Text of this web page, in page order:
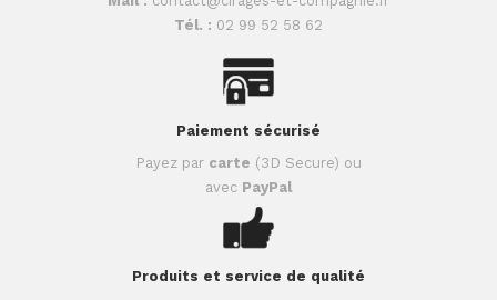
Tél. : 02 99 52 58 62
Paiement sécurisé
Payez par carte (3D Secure) ou
avec PayPal
Produits et service de qualité